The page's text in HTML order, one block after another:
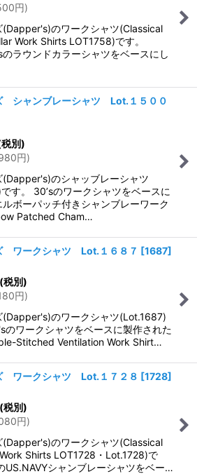
円)
(Dapper's)のワークシャツ(Classical
Work Shirts LOT1758)です。
ラウンドカラーシャツをベースにし
シャンブレーシャツ Lot.１５００
別)
円)
(Dapper's)のシャッブレーシャツ
す。 30’sのワークシャツをベースに
ボーパッチ付きシャンブレーワーク
Patched Cham…
ワークシャツ Lot.１６８７ [1687]
(税別)
円)
(Dapper's)のワークシャツ(Lot.1687)
のワークシャツをベースに製作された
Stitched Ventilation Work Shirt…
ワークシャツ Lot.１７２８ [1728]
(税別)
円)
(Dapper's)のワークシャツ(Classical
Shirts LOT1728・Lot.1728)で
US.NAVYシャンブレーシャツをベー…